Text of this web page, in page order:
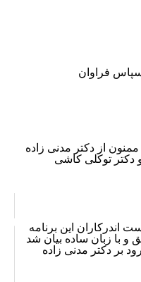
فراوان
از دکتر مدنی زاده
دکتر توکلی کاشی
اندرکاران این برنامه
و با زبان ساده بیان شد
بر دکتر مدنی زاده